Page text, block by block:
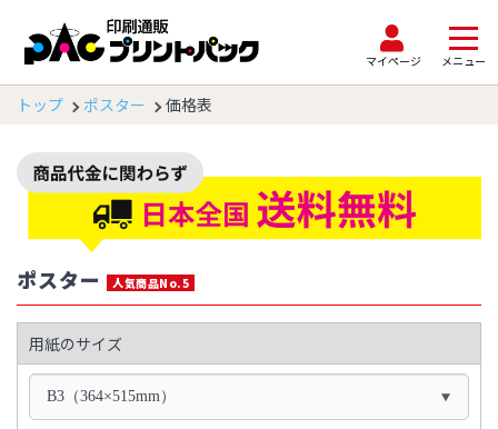
マイページ メニュー
トップ ポスター 価格表
ポスター 人気商品No.5
用紙のサイズ
B3（364×515mm）